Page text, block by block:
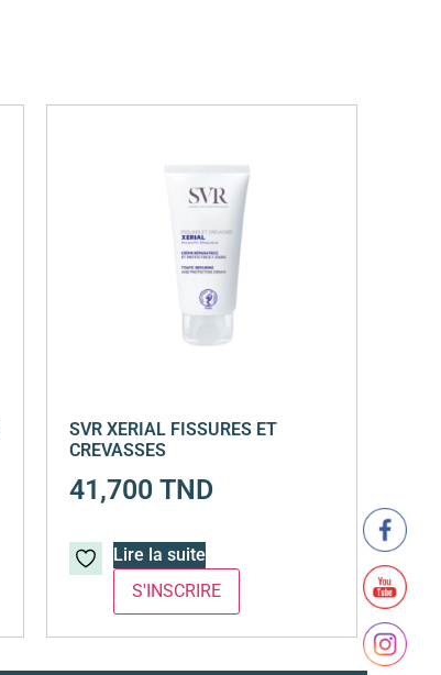
SVR XERIAL FISSURES ET
CREVASSES
41,700 TND
Lire la suite